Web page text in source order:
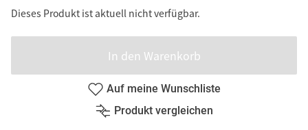
Dieses Produkt ist aktuell nicht verfügbar.
In den Warenkorb
Auf meine Wunschliste
Produkt vergleichen